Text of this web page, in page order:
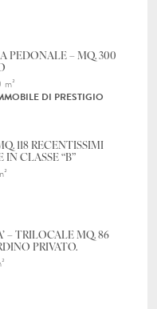
PEDONALE – MQ. 300
m²
DI PRESTIGIO
118 RECENTISSIMI
IN CLASSE “B”
– TRILOCALE MQ. 86
PRIVATO.